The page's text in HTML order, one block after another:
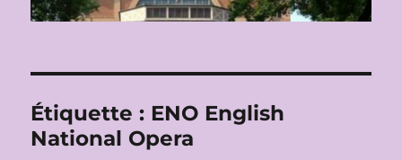
Étiquette : ENO English
National Opera